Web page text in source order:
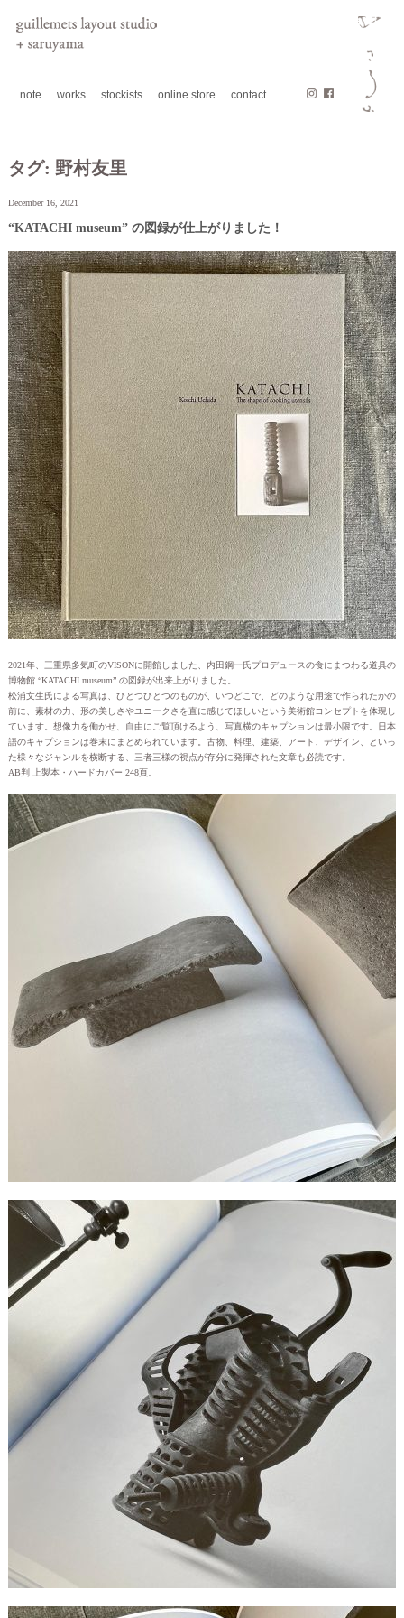
note works stockists online store contact
タグ: 野村友里
December 16, 2021
“KATACHI museum” の図録が仕上がりました！
2021年、三重県多気町のVISONに開館しました、内田鋼一氏プロデュースの食にまつわる道具の
博物館 “KATACHI museum” の図録が出来上がりました。
松浦文生氏による写真は、ひとつひとつのものが、いつどこで、どのような用途で作られたかの
前に、素材の力、形の美しさやユニークさを直に感じてほしいという美術館コンセプトを体現し
ています。想像力を働かせ、自由にご覧頂けるよう、写真横のキャプションは最小限です。日本
語のキャプションは巻末にまとめられています。古物、料理、建築、アート、デザイン、といっ
た様々なジャンルを横断する、三者三様の視点が存分に発揮された文章も必読です。
AB判 上製本・ハードカバー 248頁。